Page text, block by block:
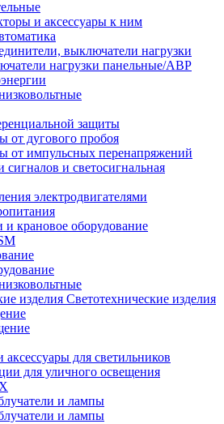
и аксессуары к ним
выключатели нагрузки
нагрузки панельные/АВР
защиты
от дугового пробоя
от импульсных перенапряжений
сигналов и светосигнальная
электродвигателями
и крановое оборудование
Светотехнические изделия
для светильников
для уличного освещения
и лампы
и лампы